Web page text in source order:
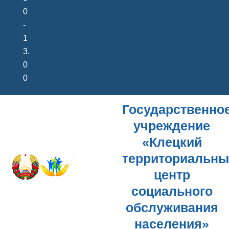
0
-
1
3.
0
0
учреждение
«Клецкий
центр
социального
обслуживания
населения»